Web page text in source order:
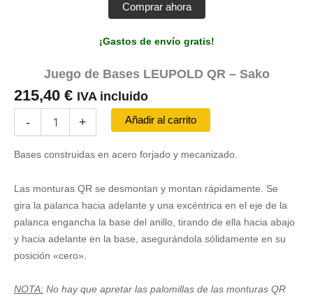
Comprar ahora
¡Gastos de envío gratis!
Juego de Bases LEUPOLD QR – Sako
215,40 € IVA incluido
-
LEUPOLD
-
cantidad
+ Añadir al carrito
Bases construidas en acero forjado y mecanizado.
Las monturas QR se desmontan y montan rápidamente. Se
gira la palanca hacia adelante y una excéntrica en el eje de la
palanca engancha la base del anillo, tirando de ella hacia abajo
y hacia adelante en la base, asegurándola sólidamente en su
posición «cero».
NOTA: No hay que apretar las palomillas de las monturas QR